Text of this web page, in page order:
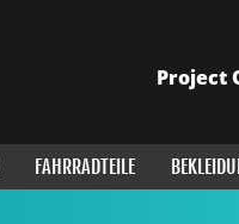
Project
FAHRRADTEILE